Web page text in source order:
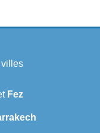
villes
Fez